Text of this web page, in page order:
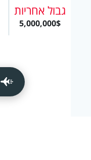
גבול אחריות
5,000,000$